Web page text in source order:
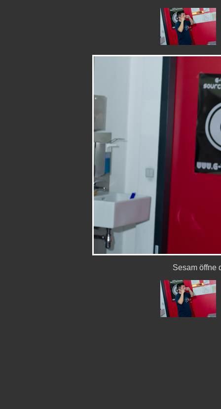
Sesam